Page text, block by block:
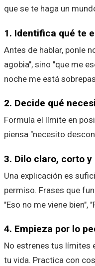
que se te haga un
1. Identifica qué te
Antes de hablar, ponle
agobia", sino "que me
noche me está
2. Decide qué
Formula el límite en
piensa "necesito
3. Dilo claro, corto
Una explicación es
permiso. Frases que
"Eso no me viene bien",
4. Empieza por lo
No estrenes tus límites
tu vida. Practica con